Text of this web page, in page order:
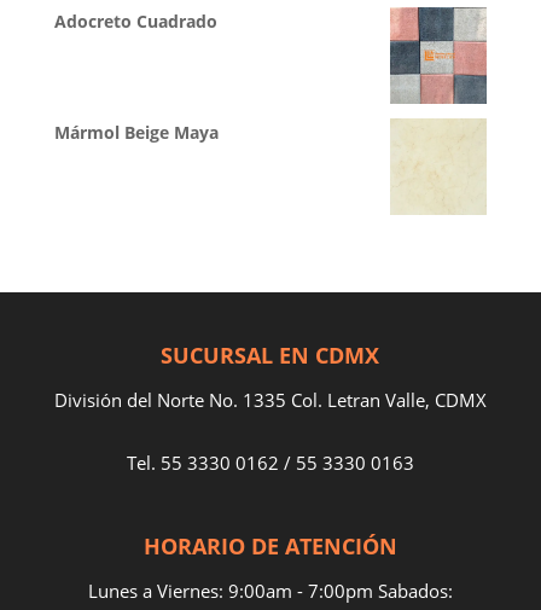
Adocreto Cuadrado
Mármol Beige Maya
SUCURSAL EN CDMX
División del Norte No. 1335 Col. Letran Valle, CDMX
Tel. 55 3330 0162 / 55 3330 0163
HORARIO DE ATENCIÓN
Lunes a Viernes: 9:00am - 7:00pm Sabados: